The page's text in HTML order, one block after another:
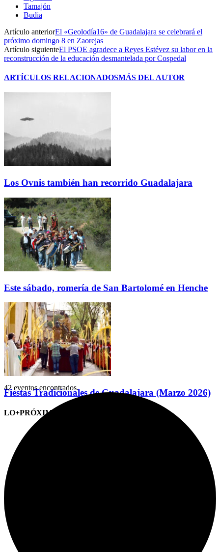
Tamajón
Budia
Artículo anteriorEl «Geolodía16» de Guadalajara se celebrará el
próximo domingo 8 en Zaorejas
Artículo siguienteEl PSOE agradece a Reyes Estévez su labor en la
reconstrucción de la educación desmantelada por Cospedal
ARTÍCULOS RELACIONADOSMÁS DEL AUTOR
Los Ovnis también han recorrido Guadalajara
Este sábado, romería de San Bartolomé en Henche
Fiestas Tradicionales de Guadalajara (Marzo 2026)
LO+PRÓXIMO (CITAS)
42 eventos encontrados.